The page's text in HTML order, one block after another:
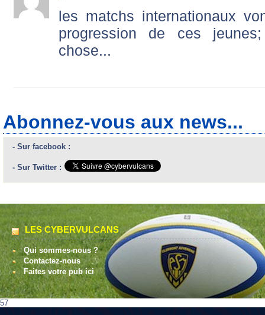
les matchs internationaux
progression de ces
chose...
Abonnez-vous aux news...
- Sur facebook :
- Sur Twitter :
LES CYBERVULCANS
Qui sommes-nous ?
Contactez-nous
Faites votre pub ici
57